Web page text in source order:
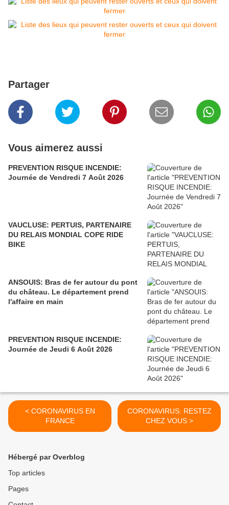
Partager
Vous aimerez aussi
PREVENTION RISQUE INCENDIE:
Journée de Vendredi 7 Août 2026
VAUCLUSE: PERTUIS, PARTENAIRE
DU RELAIS MONDIAL COPE RIDE
BIKE
ANSOUIS: Bras de fer autour du pont
du château. Le département prend
l'affaire en main
PREVENTION RISQUE INCENDIE:
Journée de Jeudi 6 Août 2026
< CORONAVIRUS EN
FRANCE
CORONAVIRUS: RESTEZ
CHEZ VOUS >
Hébergé par Overblog
Top articles
Pages